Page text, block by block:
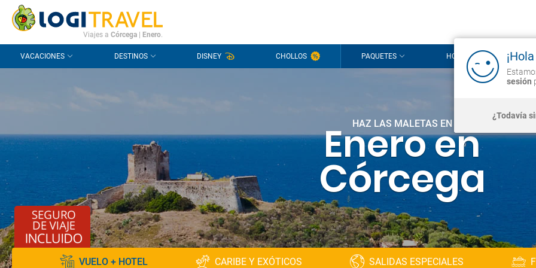
CONTACTO PREGUNTAS FRECUENTES
Viajes a Córcega| Enero.
sesión
¿Todavía
VACACIONES DESTINOS DISNEY CHOLLOS PAQUETES HOTELES
HAZ LAS MALETAS EN
Enero en
Córcega
VUELO + HOTEL CARIBE Y EXÓTICOS SALIDAS ESPECIALES